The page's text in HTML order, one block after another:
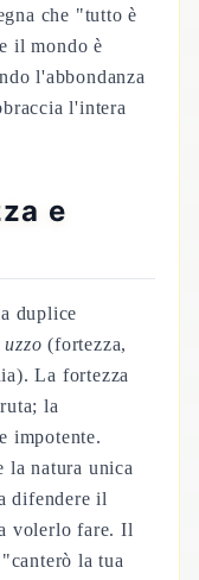
che "tutto è
il mondo è
l'abbondanza
l'intera
e
duplice
uzzo (fortezza,
La fortezza
la
impotente.
la natura unica
difendere il
volerlo fare. Il
la tua